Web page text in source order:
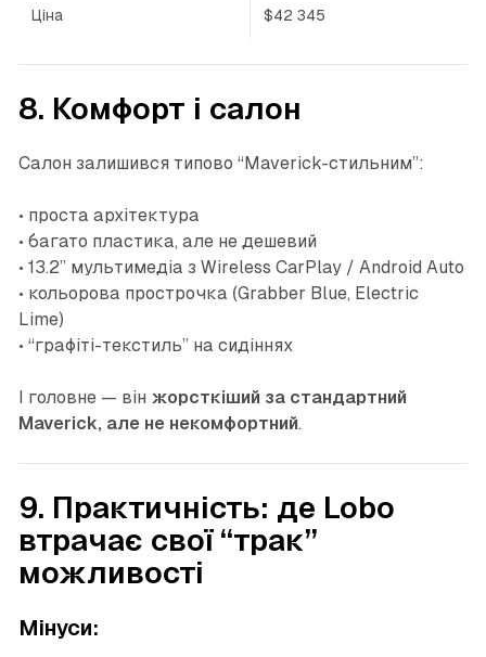
Ціна $42 345
8. Комфорт і салон
Салон залишився типово “Maverick-стильним”:
• проста архітектура
• багато пластика, але не дешевий
• 13.2’’ мультимедіа з Wireless CarPlay / Android Auto
• кольорова прострочка (Grabber Blue, Electric
Lime)
• “графіті-текстиль” на сидіннях
І головне — він жорсткіший за стандартний
Maverick, але не некомфортний.
9. Практичність: де Lobo
втрачає свої “трак”
можливості
Мінуси: